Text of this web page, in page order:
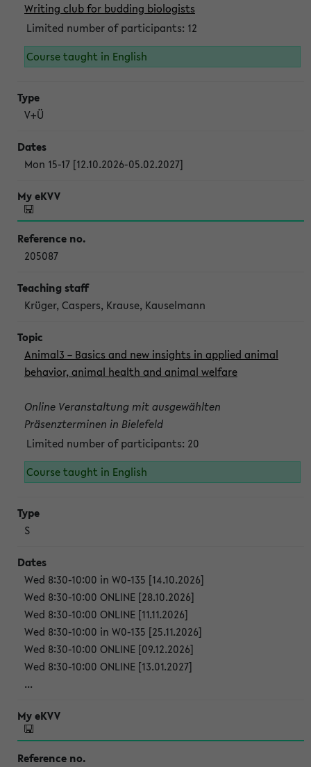
Writing club for budding biologists
Limited number of participants: 12
Course taught in English
V+Ü
Mon 15-17 [12.10.2026-05.02.2027]
205087
Krüger, Caspers, Krause, Kauselmann
Animal3 – Basics and new insights in applied animal
behavior, animal health and animal welfare
Online Veranstaltung mit ausgewählten
Präsenzterminen in Bielefeld
Limited number of participants: 20
Course taught in English
S
Wed 8:30-10:00 in W0-135 [14.10.2026]
Wed 8:30-10:00 ONLINE [28.10.2026]
Wed 8:30-10:00 ONLINE [11.11.2026]
Wed 8:30-10:00 in W0-135 [25.11.2026]
Wed 8:30-10:00 ONLINE [09.12.2026]
Wed 8:30-10:00 ONLINE [13.01.2027]
...